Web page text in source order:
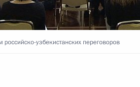
узбекистанских переговоров